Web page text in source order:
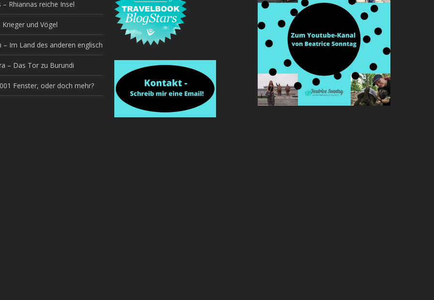
– Rhiannas reiche Insel
Krieger und Vögel
– Im Land des anderen englisch
– Das Tor zu Burundi
Fenster, oder doch mehr?